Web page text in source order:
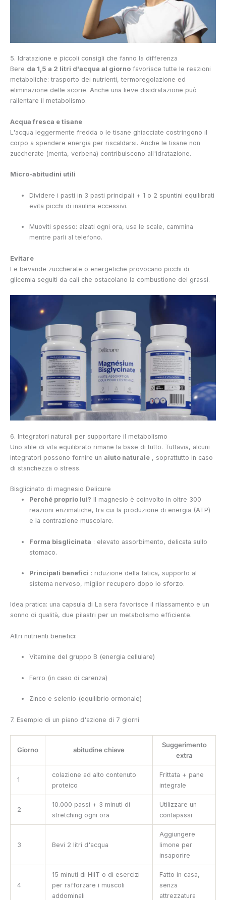
5. Idratazione e piccoli consigli che fanno la differenza
Bere da 1,5 a 2 litri d'acqua al giorno favorisce tutte le reazioni
metaboliche: trasporto dei nutrienti, termoregolazione ed
eliminazione delle scorie. Anche una lieve disidratazione può
rallentare il metabolismo.
Acqua fresca e tisane
L'acqua leggermente fredda o le tisane ghiacciate costringono il
corpo a spendere energia per riscaldarsi. Anche le tisane non
zuccherate (menta, verbena) contribuiscono all'idratazione.
Micro-abitudini utili
Dividere i pasti in 3 pasti principali + 1 o 2 spuntini equilibrati
evita picchi di insulina eccessivi.
Muoviti spesso: alzati ogni ora, usa le scale, cammina
mentre parli al telefono.
Evitare
Le bevande zuccherate o energetiche provocano picchi di
glicemia seguiti da cali che ostacolano la combustione dei grassi.
6. Integratori naturali per supportare il metabolismo
Uno stile di vita equilibrato rimane la base di tutto. Tuttavia, alcuni
integratori possono fornire un aiuto naturale , soprattutto in caso
di stanchezza o stress.
Bisglicinato di magnesio Delicure
Perché proprio lui? Il magnesio è coinvolto in oltre 300
reazioni enzimatiche, tra cui la produzione di energia (ATP)
e la contrazione muscolare.
Forma bisglicinata : elevato assorbimento, delicata sullo
stomaco.
Principali benefici : riduzione della fatica, supporto al
sistema nervoso, miglior recupero dopo lo sforzo.
Idea pratica: una capsula di La sera favorisce il rilassamento e un
sonno di qualità, due pilastri per un metabolismo efficiente.
Altri nutrienti benefici:
Vitamine del gruppo B (energia cellulare)
Ferro (in caso di carenza)
Zinco e selenio (equilibrio ormonale)
7. Esempio di un piano d'azione di 7 giorni
Giorno abitudine chiave
Suggerimento
extra
1
colazione ad alto contenuto
proteico
Frittata + pane
integrale
2
10.000 passi + 3 minuti di
stretching ogni ora
Utilizzare un
contapassi
3 Bevi 2 litri d'acqua
Aggiungere
limone per
insaporire
4
15 minuti di HIIT o di esercizi
per rafforzare i muscoli
addominali
Fatto in casa,
senza
attrezzatura